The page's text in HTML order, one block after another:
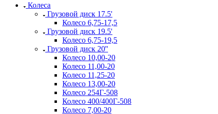
Колеса
Грузовой диск 17.5'
Колесо 6,75-17,5
Грузовой диск 19.5'
Колесо 6,75-19,5
Грузовой диск 20''
Колесо 10,00-20
Колесо 11,00-20
Колесо 11,25-20
Колесо 13,00-20
Колесо 254Г-508
Колесо 400/400Г-508
Колесо 7,00-20